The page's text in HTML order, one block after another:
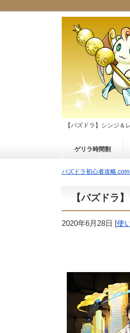
【パズドラ】シンジ＆
ゲリラ時間割
パズドラ初心者攻略
【パズドラ
2020年6月28日 [使